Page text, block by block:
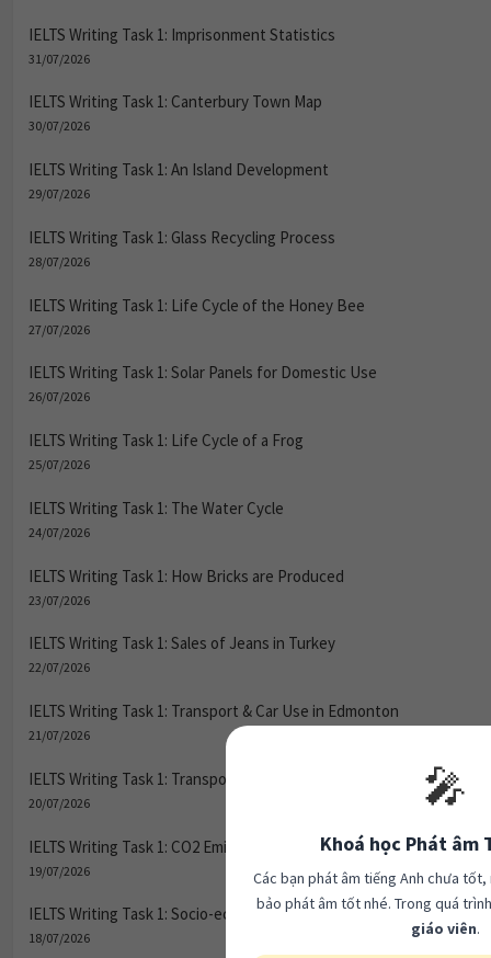
IELTS Writing Task 1: Imprisonment Statistics
31/07/2026
IELTS Writing Task 1: Canterbury Town Map
30/07/2026
IELTS Writing Task 1: An Island Development
29/07/2026
IELTS Writing Task 1: Glass Recycling Process
28/07/2026
IELTS Writing Task 1: Life Cycle of the Honey Bee
27/07/2026
IELTS Writing Task 1: Solar Panels for Domestic Use
26/07/2026
IELTS Writing Task 1: Life Cycle of a Frog
25/07/2026
IELTS Writing Task 1: The Water Cycle
24/07/2026
IELTS Writing Task 1: How Bricks are Produced
23/07/2026
IELTS Writing Task 1: Sales of Jeans in Turkey
22/07/2026
IELTS Writing Task 1: Transport & Car Use in Edmonton
21/07/2026
IELTS Writing Task 1: Transport & Car Use in Edmonton
20/07/2026
IELTS Writing Task 1: CO2 Emissions & Vehicle Numbers
19/07/2026
IELTS Writing Task 1: Socio-economic Indicators (1994)
18/07/2026
🎤
Khoá học Phát âm
Các bạn phát âm tiếng Anh chưa
bảo phát âm tốt nhé. Trong quá
giáo viên.